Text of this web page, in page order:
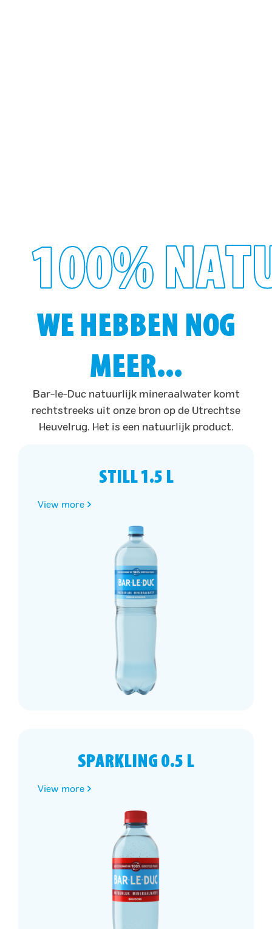
100%
WE HEBBEN NOG
MEER...
Bar-le-Duc natuurlijk mineraalwater komt
rechtstreeks uit onze bron op de Utrechtse
Heuvelrug. Het is een natuurlijk product.
STILL 1.5 L
View more
SPARKLING 0.5 L
View more